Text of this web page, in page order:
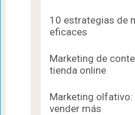
10 estrategias de
eficaces
Marketing de
tienda online
Marketing olfativo:
vender más